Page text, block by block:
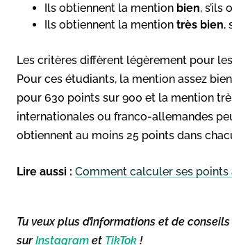
Ils obtiennent la mention bien,
Ils obtiennent la mention très bien,
Les critères diffèrent légèrement pour
Pour ces étudiants, la mention assez
pour 630 points sur 900 et la mention
internationales ou franco-allemandes
obtiennent au moins 25 points dans
Lire aussi : Comment calculer ses points
Tu veux plus d’informations et de
surInstagram et TikTok !